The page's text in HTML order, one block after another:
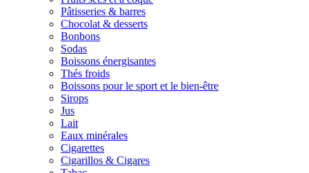
Pâtisseries & barres
Chocolat & desserts
Bonbons
Sodas
Boissons énergisantes
Thés froids
Boissons pour le sport et le bien-être
Sirops
Jus
Lait
Eaux minérales
Cigarettes
Cigarillos & Cigares